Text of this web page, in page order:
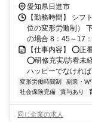
ニシ愛知県日進市
【勤務時間】 シフ
位の変形労働制）
の場合 8：45～17
【仕事内容】 ⭕
⭕研修充実/訪看未
ハッピーでなけれ
変形労働時間制 副業・W
社会保険完備
賞与あり
同じ企業の求人